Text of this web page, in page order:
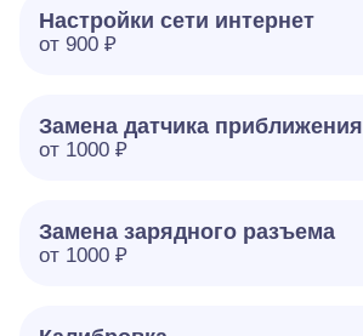
Настройки сети интернет
от 900 ₽
Замена датчика приближения
от 1000 ₽
Замена зарядного разъема
от 1000 ₽